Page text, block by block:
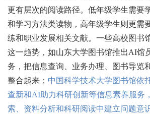
更有层次的阅读路径。低年级学生需要
和学习方法类读物，高年级学生则更需
练和职业发展相关文献。一些高校图书
这一趋势，如山东大学图书馆推出AI馆
务，把信息查询、业务办理、图书导览
整合起来； 中国科学技术大学图书馆依
查新和AI助力科研创新等信息素养服务
索、资料分析和科研阅读中建立问题意识